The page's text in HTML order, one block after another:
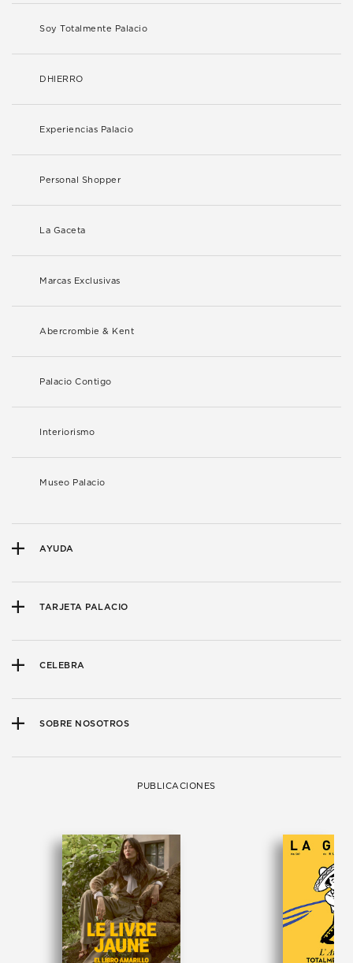
Soy Totalmente Palacio
DHIERRO
Experiencias Palacio
Personal Shopper
La Gaceta
Marcas Exclusivas
Abercrombie & Kent
Palacio Contigo
Interiorismo
Museo Palacio
AYUDA
TARJETA PALACIO
CELEBRA
SOBRE NOSOTROS
PUBLICACIONES